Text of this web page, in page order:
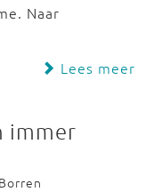
Naar
Lees meer
immer